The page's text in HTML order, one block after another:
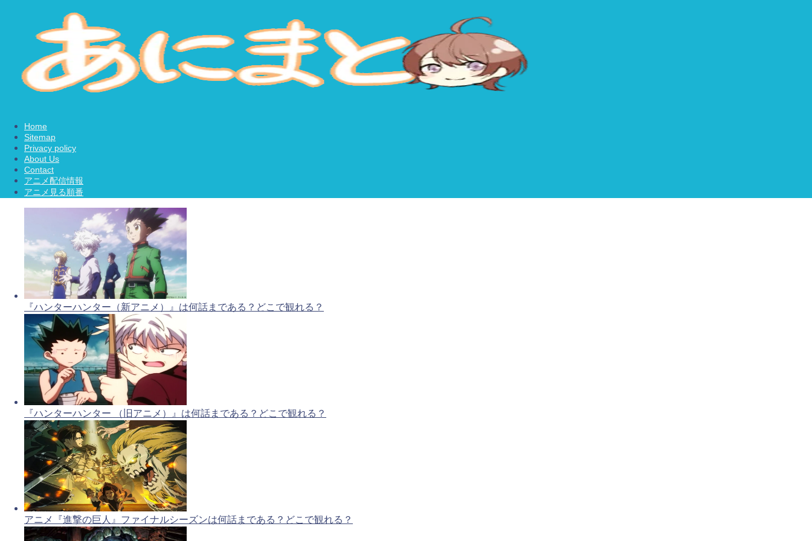
Home
Sitemap
Privacy policy
About Us
Contact
アニメ配信情報
アニメ見る順番
『ハンターハンター（新アニメ）』は何話まである？どこで観れる？
『ハンターハンター （旧アニメ）』は何話まである？どこで観れる？
アニメ『進撃の巨人』ファイナルシーズンは何話まである？どこで観れる？